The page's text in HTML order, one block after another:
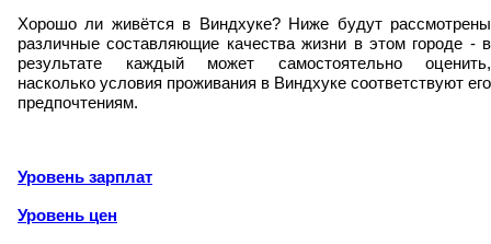
Хорошо ли живётся в Виндхуке? Ниже будут рассмотрены
различные составляющие качества жизни в этом городе - в
результате каждый может самостоятельно оценить,
насколько условия проживания в Виндхуке соответствуют его
предпочтениям.
Уровень зарплат
Уровень цен